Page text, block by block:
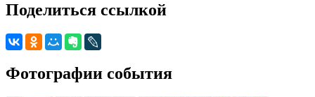
Поделиться ссылкой
Фотографии события